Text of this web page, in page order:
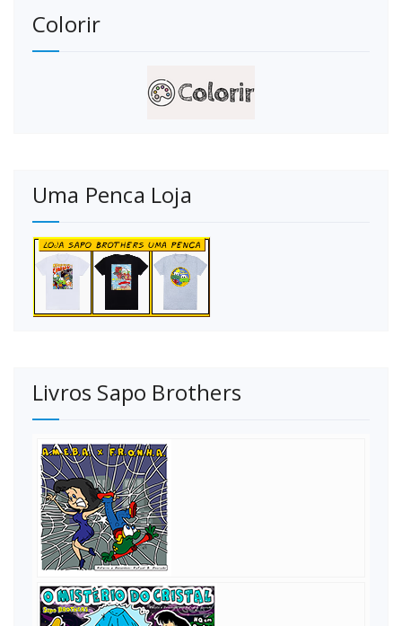
Colorir
Uma Penca Loja
Livros Sapo Brothers